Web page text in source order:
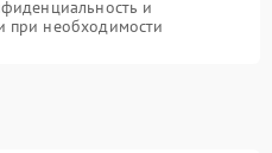
и
при необходимости